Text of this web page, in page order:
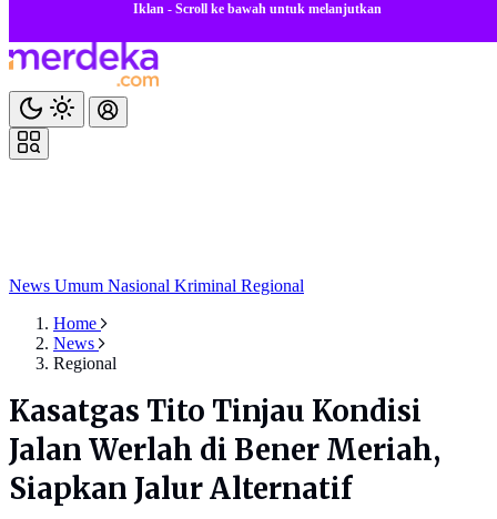
Iklan - Scroll ke bawah untuk melanjutkan
News Umum Nasional Kriminal Regional
Home
News
Regional
Kasatgas Tito Tinjau Kondisi
Jalan Werlah di Bener Meriah,
Siapkan Jalur Alternatif